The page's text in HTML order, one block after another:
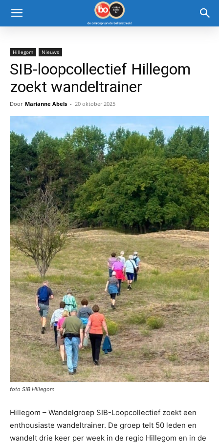
Hillegom Nieuws
SIB-loopcollectief Hillegom
zoekt wandeltrainer
Door Marianne Abels - 20 oktober 2025
foto SIB Hillegom
Hillegom – Wandelgroep SIB-Loopcollectief zoekt een
enthousiaste wandeltrainer. De groep telt 50 leden en
wandelt drie keer per week in de regio Hillegom en in de